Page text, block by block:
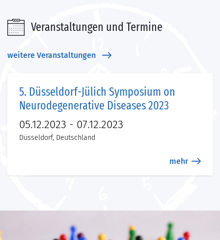
Veranstaltungen und Termine
weitere Veranstaltungen
5. Düsseldorf-Jülich Symposium on
Neurodegenerative Diseases 2023
05.12.2023 - 07.12.2023
Düsseldorf, Deutschland
mehr